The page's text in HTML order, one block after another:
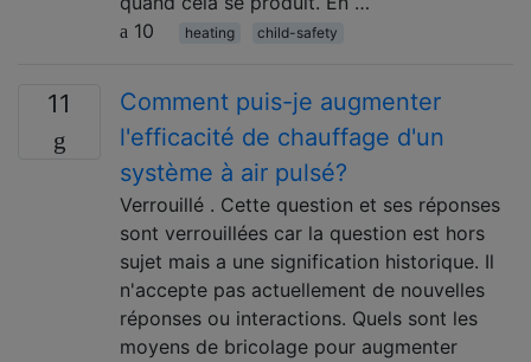
10
heating child-safety
11
Comment puis-je augmenter
l'efficacité de chauffage d'un
système à air pulsé?
Verrouillé . Cette question et ses réponses
sont verrouillées car la question est hors
sujet mais a une signification historique. Il
n'accepte pas actuellement de nouvelles
réponses ou interactions. Quels sont les
moyens de bricolage pour augmenter